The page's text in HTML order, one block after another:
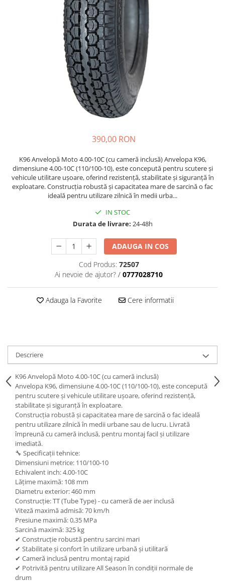
https://www.doctortrotineta.ro/lumini
https://www.doctortrotineta.ro/cadru
390,00 RON
K96 Anvelopă Moto 4.00-10C (cu cameră inclusă) Anvelopa K96,
dimensiune 4.00-10C (110/100-10), este concepută pentru scutere și
vehicule utilitare ușoare, oferind rezistență, stabilitate și siguranță în
exploatare. Construcția robustă și capacitatea mare de sarcină o fac
ideală pentru utilizare zilnică în medii urba...
IN STOC
Durata de livrare: 24-48h
ADAUGA IN COS
Cod Produs: 72507
Ai nevoie de ajutor? / 0777028710
Adauga la Favorite Cere informatii
Descriere
K96 Anvelopă Moto 4.00-10C (cu cameră inclusă)
Anvelopa K96, dimensiune 4.00-10C (110/100-10), este concepută
pentru scutere și vehicule utilitare ușoare, oferind rezistență,
stabilitate și siguranță în exploatare.
Construcția robustă și capacitatea mare de sarcină o fac ideală
pentru utilizare zilnică în medii urbane sau de lucru. Livrată
împreună cu cameră inclusă, pentru montaj facil și utilizare
imediată.
🔧 Specificații tehnice:
Dimensiuni metrice: 110/100-10
Echivalent inch: 4.00-10C
Lățime maximă: 108 mm
Diametru exterior: 460 mm
Construcție: TT (Tube Type) - cu cameră de aer inclusă
Viteză maximă admisă: 70 km/h
Presiune maximă: 0,35 MPa
Sarcină maximă: 325 kg
✔ Construcție robustă pentru sarcini mari
✔ Stabilitate și confort în utilizare urbană și utilitară
✔ Cameră inclusă pentru montaj rapid
✔ Potrivită pentru utilizare All Season în condiții normale de
drum